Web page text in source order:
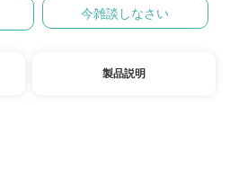
今雑談しなさい
製品説明